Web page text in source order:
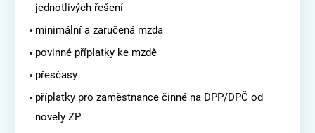
jednotlivých řešení
minimální a zaručená mzda
povinné příplatky ke mzdě
přesčasy
příplatky pro zaměstnance činné na DPP/DPČ od
novely ZP